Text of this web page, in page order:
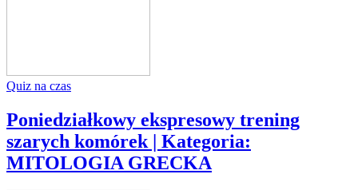
Quiz na czas
Poniedziałkowy ekspresowy trening
szarych komórek | Kategoria:
MITOLOGIA GRECKA